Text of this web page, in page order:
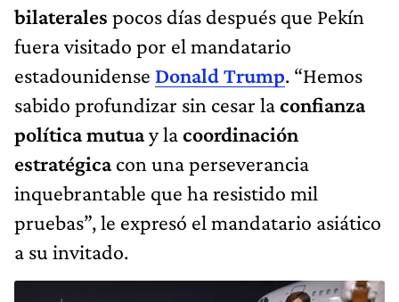
bilaterales pocos días después que Pekín
fuera visitado por el mandatario
estadounidense Donald Trump. “Hemos
sabido profundizar sin cesar laconfianza
política mutuay lacoordinación
estratégicacon una perseverancia
inquebrantable que ha resistido mil
pruebas”, le expresó el mandatario asiático
a su invitado.